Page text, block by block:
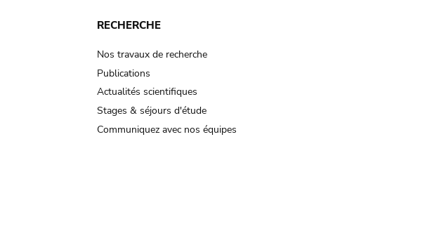
RECHERCHE
Nos travaux de recherche
Publications
Actualités scientifiques
Stages & séjours d'étude
Communiquez avec nos équipes